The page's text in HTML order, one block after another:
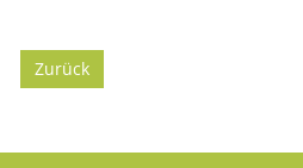
Zurück